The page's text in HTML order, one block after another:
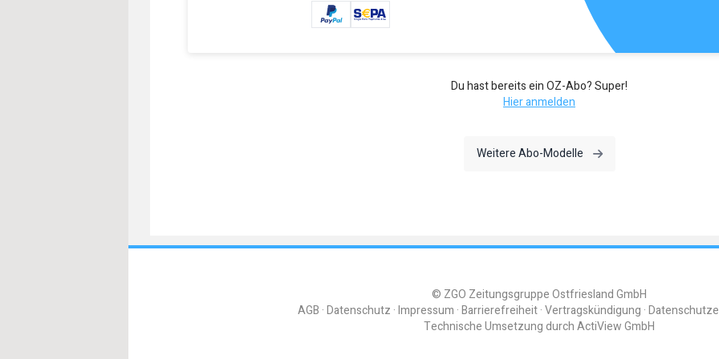
Du hast bereits ein OZ-Abo? Super!
Hier anmelden
Weitere Abo-Modelle
© ZGO Zeitungsgruppe Ostfriesland GmbH
AGB Datenschutz Impressum Barrierefreiheit Vertragskündigung
Technische Umsetzung durchActiView GmbH